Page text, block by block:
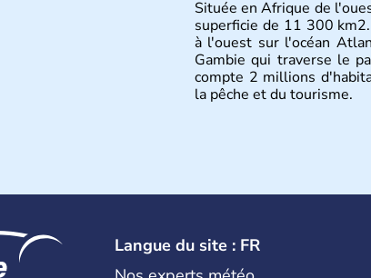
Située en Afrique de
superficie de 11 300
à l'ouest sur l'océan
Gambie qui traverse le
compte 2 millions
la pêche et du tourisme.
Langue du site : FR